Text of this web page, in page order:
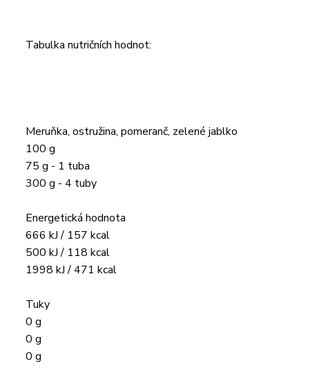
Tabulka nutričních hodnot:
Meruňka, ostružina, pomeranč, zelené jablko
100 g
75 g - 1 tuba
300 g - 4 tuby
Energetická hodnota
666 kJ / 157 kcal
500 kJ / 118 kcal
1998 kJ / 471 kcal
Tuky
0 g
0 g
0 g